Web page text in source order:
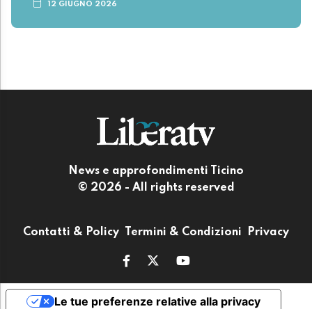
12 GIUGNO 2026
News e approfondimenti Ticino
© 2026 - All rights reserved
Contatti & Policy Termini & Condizioni Privacy
Le tue preferenze relative alla privacy